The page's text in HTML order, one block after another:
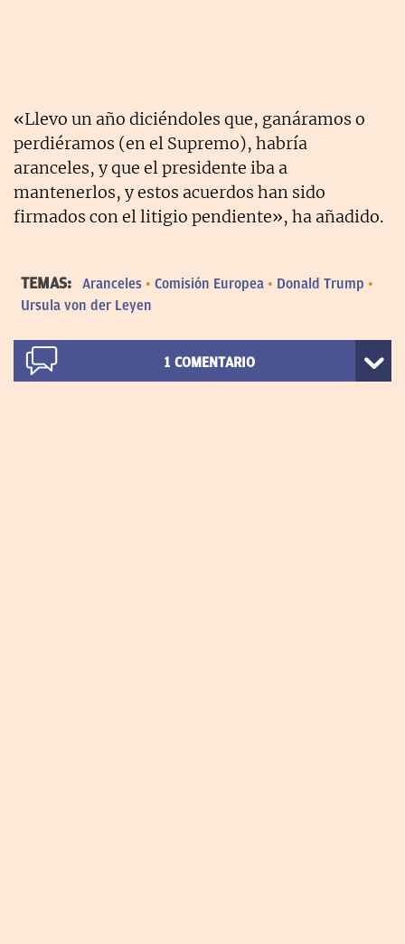
«Llevo un año diciéndoles que, ganáramos o
perdiéramos (en el Supremo), habría
aranceles, y que el presidente iba a
mantenerlos, y estos acuerdos han sido
firmados con el litigio pendiente», ha añadido.
TEMAS: Aranceles Comisión Europea
Donald Trump
Ursula von der Leyen
1 COMENTARIO